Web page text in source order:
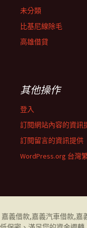
未分類
比基尼線除毛
高雄借貸
其他操作
登入
訂閱網站內容的資訊
訂閱留言的資訊提供
WordPress.org 台灣
嘉義借款,嘉義汽車借款,嘉